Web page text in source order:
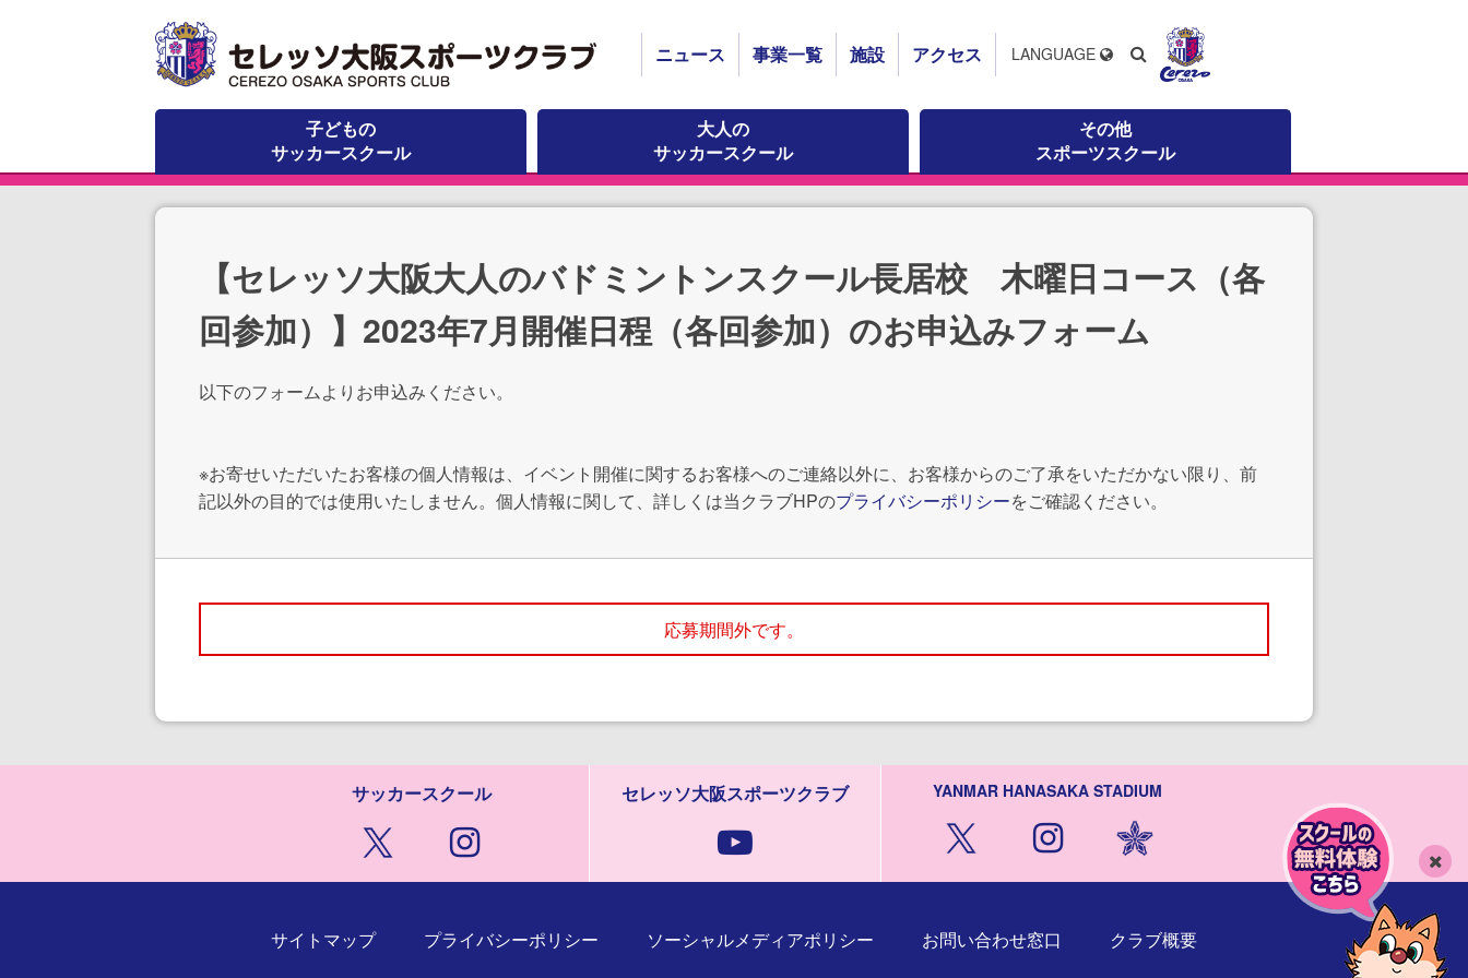
ニュース 事業一覧 施設 アクセス
子どもの
サッカースクール
大人の
サッカースクール
その他
スポーツスクール
LANGUAGE
【セレッソ大阪大人のバドミントンスクール長居校 木曜日コース（各
回参加）】2023年7月開催日程（各回参加）のお申込みフォーム
以下のフォームよりお申込みください。
※お寄せいただいたお客様の個人情報は、イベント開催に関するお客様へのご連絡以外に、お客様からのご了承をいただかない限り、前
記以外の目的では使用いたしません。個人情報に関して、詳しくは当クラブHPのプライバシーポリシーをご確認ください。
応募期間外です。
サッカースクール セレッソ大阪スポーツクラブ YANMAR HANASAKA STADIUM
サイトマップ プライバシーポリシー ソーシャルメディアポリシー お問い合わせ窓口 クラブ概要
じ
る